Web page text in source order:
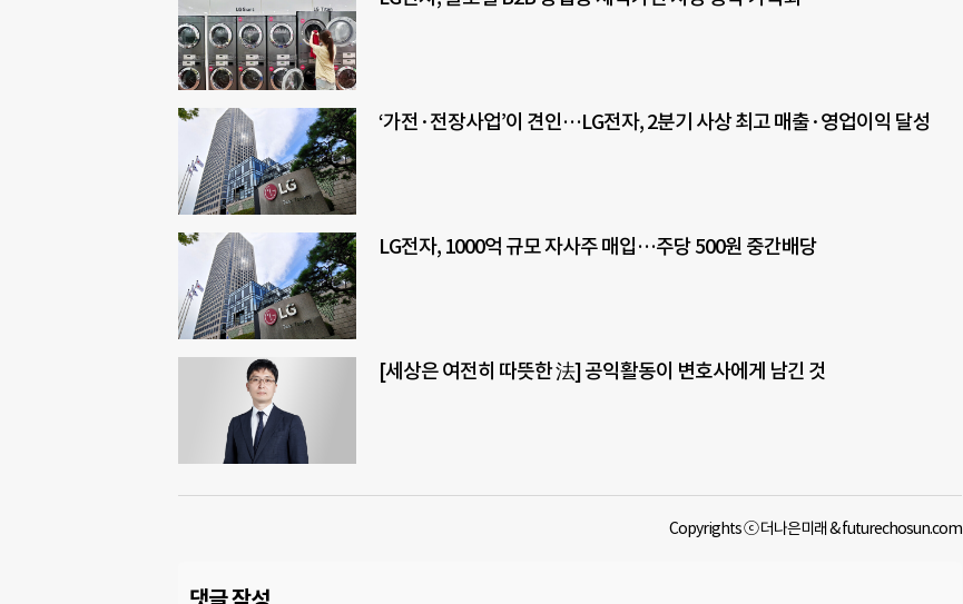
‘가전·전장사업’이 견인…LG전자, 2분기 사상 최고 매출·영업이익 달성
LG전자, 1000억 규모 자사주 매입…주당 500원 중간배당
[세상은 여전히 따뜻한 法] 공익활동이 변호사에게 남긴 것
Copyrights ⓒ 더나은미래 & futurechosun.com